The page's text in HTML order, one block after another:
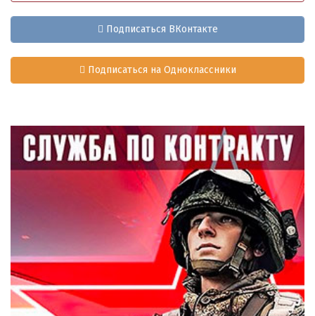
Подписаться ВКонтакте
Подписаться на Одноклассники